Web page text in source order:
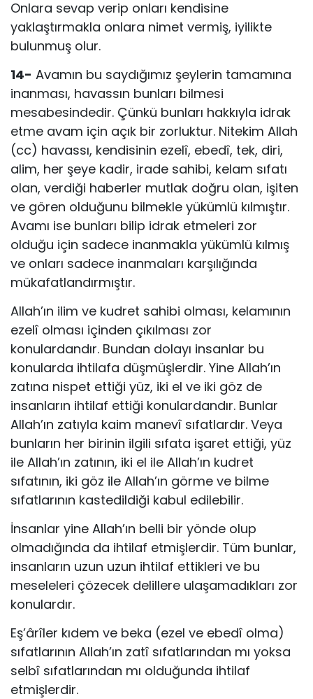
Onlara sevap verip onları kendisine
yaklaştırmak­la onlara nimet vermiş, iyilikte
bulunmuş olur.
14- Avamın bu saydığımız şeylerin tamamına
inanması, havassın bun­ları bilmesi
mesabesindedir. Çünkü bunları hakkıyla idrak
etme avam için açık bir zorluktur. Nitekim Allah
(cc) havassı, kendisinin ezelî, ebedî, tek, diri,
alim, her şeye kadir, irade sahibi, kelam sıfatı
olan, verdiği haberler mutlak doğru olan, işiten
ve gören olduğunu bilmekle yükümlü kılmıştır.
Avamı ise bunları bilip idrak etmeleri zor
olduğu için sadece inanmakla yükümlü kılmış
ve onları sadece inanmaları karşılığında
mükafatlandır­mıştır.
Allah’ın ilim ve kudret sahibi olması, kelamının
ezelî olması içinden çıkıl­ması zor
konulardandır. Bundan dolayı insanlar bu
konularda ihtilafa düş­müşlerdir. Yine Allah’ın
zatına nispet ettiği yüz, iki el ve iki göz de
insanla­rın ihtilaf ettiği konulardandır. Bunlar
Allah’ın zatıyla kaim manevî sıfatlardır. Veya
bunların her birinin ilgili sıfata işaret ettiği, yüz
ile Allah’ın zatının, iki el ile Allah’ın kudret
sıfatının, iki göz ile Allah’ın görme ve bilme
sıfatla­rının kastedildiği kabul edilebilir.
İnsanlar yine Allah’ın belli bir yönde olup
olmadığında da ihtilaf etmiş­lerdir. Tüm bunlar,
insanların uzun uzun ihtilaf ettikleri ve bu
meseleleri çözecek delillere ulaşamadıkları zor
konulardır.
Eş’ârîler kıdem ve beka (ezel ve ebedî olma)
sıfatlarının Allah’ın zatî sı­fatlarından mı yoksa
selbî sıfatlarından mı olduğunda ihtilaf
etmişlerdir.